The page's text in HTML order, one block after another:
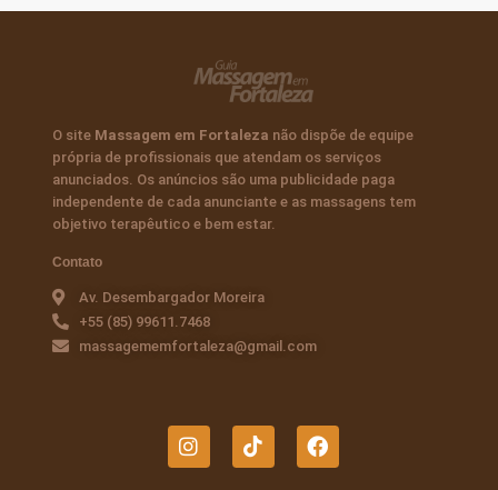
O site Massagem em Fortaleza não dispõe de equipe
própria de profissionais que atendam os serviços
anunciados. Os anúncios são uma publicidade paga
independente de cada anunciante e as massagens tem
objetivo terapêutico e bem estar.
Contato
Av. Desembargador Moreira
+55 (85) 99611.7468
massagememfortaleza@gmail.com
I
n
T
i
F
a